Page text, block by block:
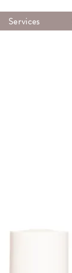
Services